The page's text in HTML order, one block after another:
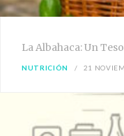
La Albahaca: Un
NUTRICIÓN 21